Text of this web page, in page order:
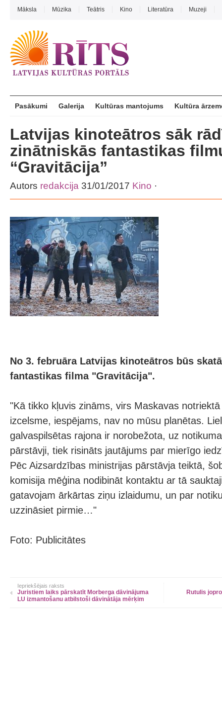
Māksla Mūzika Teātris Kino Literatūra Muzeji
Pasākumi Galerija Kultūras mantojums Kultūra
Latvijas kinoteātros sāk
zinātniskās fantastikas
“Gravitācija”
Autors redakcija 31/01/2017 Kino ·
No 3. februāra Latvijas kinoteātros būs
fantastikas filma "Gravitācija".
"Kā tikko kļuvis zināms, virs Maskavas
izcelsme, iespējams, nav no mūsu planētas.
galvaspilsētas rajona ir norobežota, uz
pārstāvji, tiek risināts jautājums par mierīgo
Pēc Aizsardzības ministrijas pārstāvja teiktā,
komisija mēģina nodibināt kontaktu ar tā
gatavojam ārkārtas ziņu izlaidumu, un par
uzzināsiet pirmie…"
Foto: Publicitātes
Iepriekšējais raksts
Juristiem laiks pārskatīt Morberga dāvinājuma
LU izmantošanu atbilstoši dāvinātāja mērķim
Rutulis